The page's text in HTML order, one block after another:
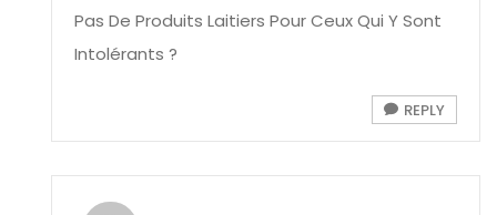
Pas De Produits Laitiers Pour Ceux Qui Y Sont
Intolérants ?
REPLY